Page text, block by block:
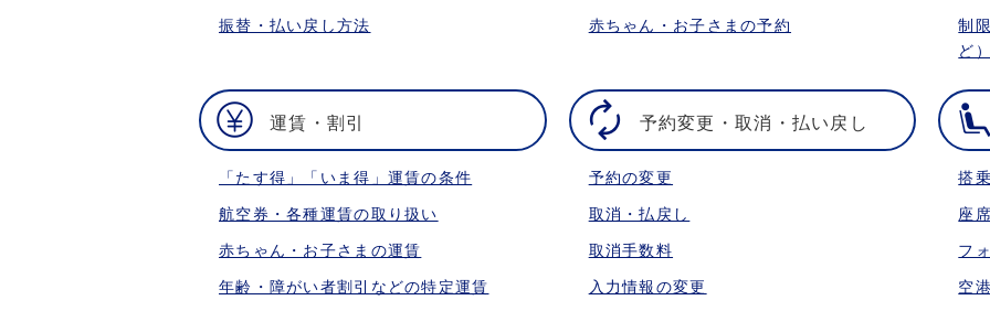
振替・払い戻し方法
赤ちゃん・お子さまの予約
制
ど）
運賃・割引
「たす得」「いま得」運賃の条件
航空券・各種運賃の取り扱い
赤ちゃん・お子さまの運賃
年齢・障がい者割引などの特定運賃
予約変更・取消・払い戻し
予約の変更
取消・払戻し
取消手数料
入力情報の変更
搭
座
フ
空